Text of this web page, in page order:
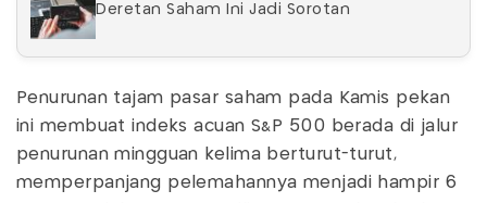
Deretan Saham Ini Jadi Sorotan
Penurunan tajam pasar saham pada Kamis pekan
ini membuat indeks acuan S&P 500 berada di jalur
penurunan mingguan kelima berturut-turut,
memperpanjang pelemahannya menjadi hampir 6